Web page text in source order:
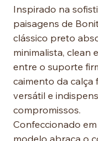
Inspirado na
paisagens de
clássico preto
minimalista, clean
entre o suporte
caimento da calça
versátil e
compromissos.
Confeccionado
modelo abraça o